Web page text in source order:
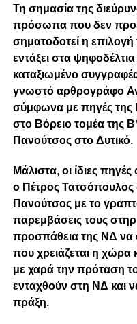
Τη σημασία της
πρόσωπα που δεν
σηματοδοτεί η
εντάξει στα
καταξιωμένο
γνωστό αρθρογράφο
σύμφωνα με πηγές της
στο Βόρειο τομέα της
Πανούτσος στο Δυτικό.
Μάλιστα, οι ίδιες
ο Πέτρος
Πανούτσος με το
παρεμβάσεις τους
προσπάθεια της ΝΔ να
που χρειάζεται η χώρα
με χαρά την πρόταση
ενταχθούν στη ΝΔ και
πράξη.